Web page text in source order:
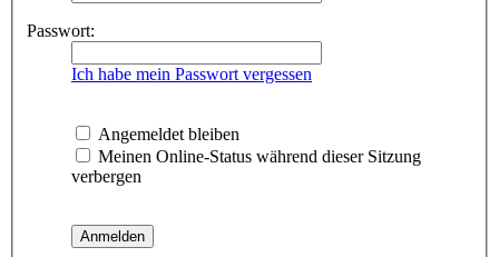
Passwort:
Ich habe mein Passwort vergessen
Angemeldet bleiben
Meinen Online-Status während dieser Sitzung
verbergen